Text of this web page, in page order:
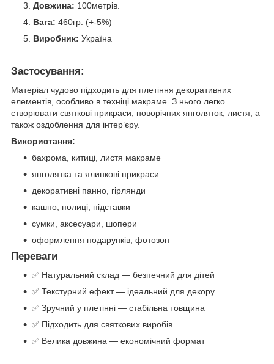
Довжина: 100метрів.
Вага: 460гр. (+-5%)
Виробник: Україна
Застосування:
Матеріал чудово підходить для плетіння декоративних
елементів, особливо в техніці макраме. З нього легко
створювати святкові прикраси, новорічних янголяток, листя, а
також оздоблення для інтер’єру.
Використання:
бахрома, китиці, листя макраме
янголятка та ялинкові прикраси
декоративні панно, гірлянди
кашпо, полиці, підставки
сумки, аксесуари, шопери
оформлення подарунків, фотозон
Переваги
✅ Натуральний склад — безпечний для дітей
✅ Текстурний ефект — ідеальний для декору
✅ Зручний у плетінні — стабільна товщина
✅ Підходить для святкових виробів
✅ Велика довжина — економічний формат